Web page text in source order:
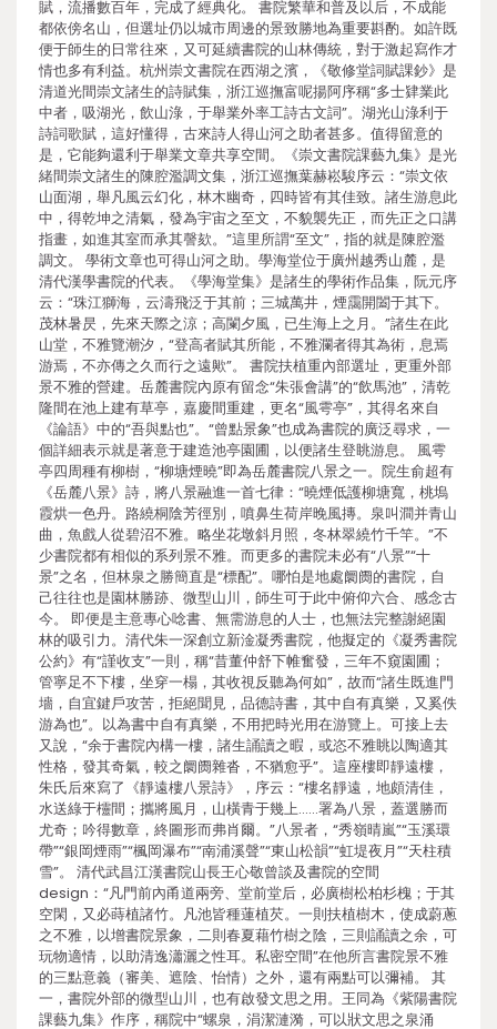
賦，流播數百年，完成了經典化。 書院繁華和普及以后，不成能
都依傍名山，但選址仍以城市周邊的景致勝地為重要斟酌。如許既
便于師生的日常往來，又可延續書院的山林傳統，對于激起寫作才
情也多有利益。杭州崇文書院在西湖之濱，《敬修堂詞賦課鈔》是
清道光間崇文諸生的詩賦集，浙江巡撫富呢揚阿序稱“多士肄業此
中者，吸湖光，飲山淥，于舉業外率工詩古文詞”。湖光山淥利于
詩詞歌賦，這好懂得，古來詩人得山河之助者甚多。值得留意的
是，它能夠還利于舉業文章共享空間。《崇文書院課藝九集》是光
緒間崇文諸生的陳腔濫調文集，浙江巡撫葉赫崧駿序云：“崇文依
山面湖，舉凡風云幻化，林木幽奇，四時皆有其佳致。諸生游息此
中，得乾坤之清氣，發為宇宙之至文，不貌襲先正，而先正之口講
指畫，如進其室而承其謦欬。”這里所謂“至文”，指的就是陳腔濫
調文。 學術文章也可得山河之助。學海堂位于廣州越秀山麓，是
清代漢學書院的代表。《學海堂集》是諸生的學術作品集，阮元序
云：“珠江獅海，云濤飛泛于其前；三城萬井，煙靄開闔于其下。
茂林暑昃，先來天際之涼；高闌夕風，已生海上之月。”諸生在此
山堂，不雅覽潮汐，“登高者賦其所能，不雅瀾者得其為術，息焉
游焉，不亦傳之久而行之遠歟”。 書院扶植重內部選址，更重外部
景不雅的營建。岳麓書院內原有留念“朱張會講”的“飲馬池”，清乾
隆間在池上建有草亭，嘉慶間重建，更名“風雩亭”，其得名來自
《論語》中的“吾與點也”。“曾點景象”也成為書院的廣泛尋求，一
個詳細表示就是著意于建造池亭園圃，以便諸生登眺游息。 風雩
亭四周種有柳樹，“柳塘煙曉”即為岳麓書院八景之一。院生俞超有
《岳麓八景》詩，將八景融進一首七律：“曉煙低護柳塘寬，桃塢
霞烘一色丹。路繞桐陰芳徑別，噴鼻生荷岸晚風摶。泉叫澗并青山
曲，魚戲人從碧沼不雅。略坐花墩斜月照，冬林翠繞竹千竿。”不
少書院都有相似的系列景不雅。而更多的書院未必有“八景”“十
景”之名，但林泉之勝簡直是“標配”。哪怕是地處阛阓的書院，自
己往往也是園林勝跡、微型山川，師生可于此中俯仰六合、感念古
今。 即便是主意專心唸書、無需游息的人士，也無法完整謝絕園
林的吸引力。清代朱一深創立新淦凝秀書院，他擬定的《凝秀書院
公約》有“謹收支”一則，稱“昔董仲舒下帷奮發，三年不窺園圃；
管寧足不下樓，坐穿一榻，其收視反聽為何如”，故而“諸生既進門
墻，自宜鍵戶攻苦，拒絕聞見，品德詩書，其中自有真樂，又奚佚
游為也”。以為書中自有真樂，不用把時光用在游覽上。可接上去
又說，“余于書院內構一樓，諸生誦讀之暇，或恣不雅眺以陶適其
性格，發其奇氣，較之阛阓雜沓，不猶愈乎”。這座樓即靜遠樓，
朱氏后來寫了《靜遠樓八景詩》，序云：“樓名靜遠，地頗清佳，
水送綠于欞間；攜將風月，山橫青于幾上……署為八景，蓋選勝而
尤奇；吟得數章，終圖形而弗肖爾。”八景者，“秀嶺晴嵐”“玉溪環
帶”“銀岡煙雨”“楓岡瀑布”“南浦溪聲”“東山松韻”“虹堤夜月”“天柱積
雪”。 清代武昌江漢書院山長王心敬曾談及書院的空間
design：“凡門前內甬道兩旁、堂前堂后，必廣樹松柏杉槐；于其
空閑，又必蒔植諸竹。凡池皆種蓮植芡。一則扶植樹木，使成蔚蔥
之不雅，以增書院景象，二則春夏藉竹樹之陰，三則誦讀之余，可
玩物適情，以助清逸瀟灑之性耳。私密空間”在他所言書院景不雅
的三點意義（審美、遮陰、怡情）之外，還有兩點可以彌補。 其
一，書院外部的微型山川，也有啟發文思之用。王同為《紫陽書院
課藝九集》作序，稱院中“螺泉，涓潔漣漪，可以狀文思之泉涌